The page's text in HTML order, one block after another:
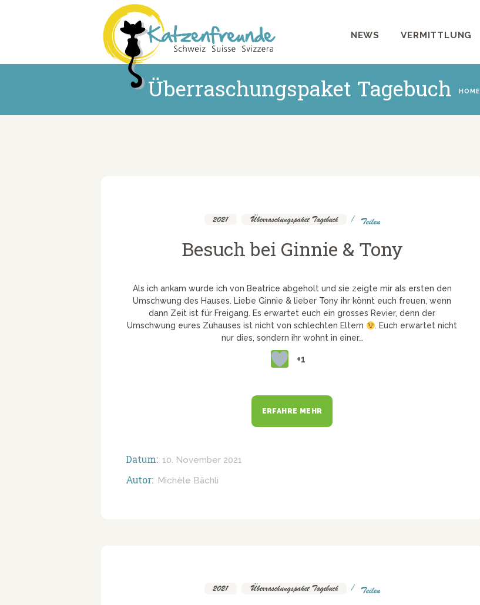
NEWS VERMITTLUNG
Überraschungspaket Tagebuch HOME
VERMITTLUNG
WIE HELFEN
2021 Überraschungspaket Tagebuch Teilen
Besuch bei Ginnie & Tony
Als ich ankam wurde ich von Beatrice abgeholt und sie zeigte mir als ersten den
Umschwung des Hauses. Liebe Ginnie & lieber Tony ihr könnt euch freuen, wenn
dann Zeit ist für Freigang. Es erwartet euch ein grosses Revier, denn der
Umschwung eures Zuhauses ist nicht von schlechten Eltern
. Euch erwartet nicht
nur dies, sondern ihr wohnt in einer…
+1
ERFAHRE MEHR
Datum: 10. November 2021
Autor: Michèle Bächli
2021 Überraschungspaket Tagebuch Teilen